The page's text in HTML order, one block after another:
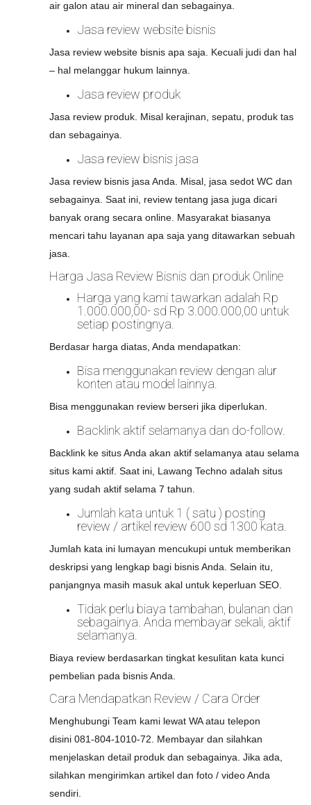
air galon atau air mineral dan sebagainya.
Jasa review website bisnis
Jasa review website bisnis apa saja. Kecuali judi dan hal
– hal melanggar hukum lainnya.
Jasa review produk
Jasa review produk. Misal kerajinan, sepatu, produk tas
dan sebagainya.
Jasa review bisnis jasa
Jasa review bisnis jasa Anda. Misal, jasa sedot WC dan
sebagainya. Saat ini, review tentang jasa juga dicari
banyak orang secara online. Masyarakat biasanya
mencari tahu layanan apa saja yang ditawarkan sebuah
jasa.
Harga Jasa Review Bisnis dan produk Online
Harga yang kami tawarkan adalah Rp
1.000.000,00- sd Rp 3.000.000,00 untuk
setiap postingnya.
Berdasar harga diatas, Anda mendapatkan:
Bisa menggunakan review dengan alur
konten atau model lainnya.
Bisa menggunakan review berseri jika diperlukan.
Backlink aktif selamanya dan do-follow.
Backlink ke situs Anda akan aktif selamanya atau selama
situs kami aktif. Saat ini, Lawang Techno adalah situs
yang sudah aktif selama 7 tahun.
Jumlah kata untuk 1 ( satu ) posting
review / artikel review 600 sd 1300 kata.
Jumlah kata ini lumayan mencukupi untuk memberikan
deskripsi yang lengkap bagi bisnis Anda. Selain itu,
panjangnya masih masuk akal untuk keperluan SEO.
Tidak perlu biaya tambahan, bulanan dan
sebagainya. Anda membayar sekali, aktif
selamanya.
Biaya review berdasarkan tingkat kesulitan kata kunci
pembelian pada bisnis Anda.
Cara Mendapatkan Review / Cara Order
Menghubungi Team kami lewat WA atau telepon
disini 081-804-1010-72. Membayar dan silahkan
menjelaskan detail produk dan sebagainya. Jika ada,
silahkan mengirimkan artikel dan foto / video Anda
sendiri.